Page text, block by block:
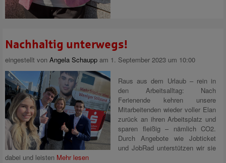
Nachhaltig unterwegs!
eingestellt von Angela Schaupp am 1. September 2023 um 10:00
Raus aus dem Urlaub – rein in
den Arbeitsalltag: Nach
Ferienende kehren unsere
Mitarbeitenden wieder voller Elan
zurück an ihren Arbeitsplatz und
sparen fleißig – nämlich CO2.
Durch Angebote wie Jobticket
und JobRad unterstützen wir sie
dabei und leisten Mehr lesen